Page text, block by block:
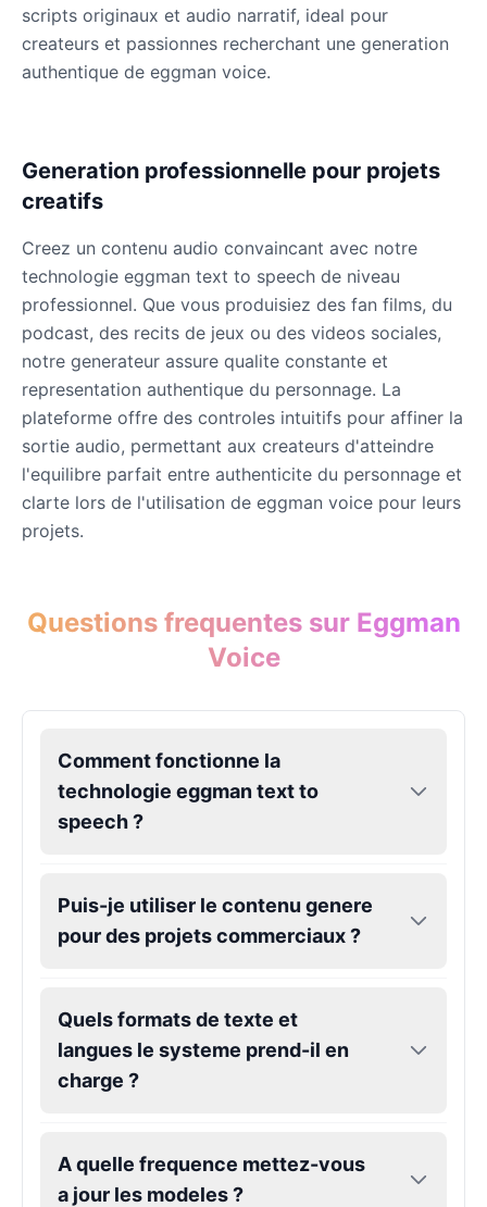
scripts originaux et audio narratif, ideal pour
createurs et passionnes recherchant une generation
authentique de eggman voice.
Generation professionnelle pour projets
creatifs
Creez un contenu audio convaincant avec notre
technologie eggman text to speech de niveau
professionnel. Que vous produisiez des fan films, du
podcast, des recits de jeux ou des videos sociales,
notre generateur assure qualite constante et
representation authentique du personnage. La
plateforme offre des controles intuitifs pour affiner la
sortie audio, permettant aux createurs d'atteindre
l'equilibre parfait entre authenticite du personnage et
clarte lors de l'utilisation de eggman voice pour leurs
projets.
Questions frequentes sur Eggman
Voice
Comment fonctionne la
technologie eggman text to
speech ?
Puis-je utiliser le contenu genere
pour des projets commerciaux ?
Quels formats de texte et
langues le systeme prend-il en
charge ?
A quelle frequence mettez-vous
a jour les modeles ?